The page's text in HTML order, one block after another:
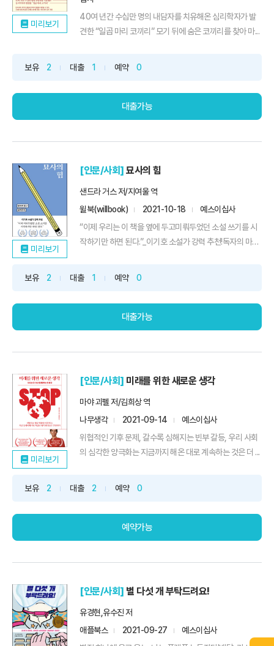
미리보기
40여 년간 수십만 명의 내담자를 치유해온 심리학자가 발
견한 “일곱 마리 코끼리” 모기 뒤에 숨은 코끼리를 찾아 마...
보유 2 대출 1 예약 0
대출가능
미리보기
[인문/사회] 묘사의 힘
샌드라 거스 저/지여울 역
윌북(willbook)
2021-10-18
예스이십사
“이제 우리는 이 책을 옆에 두고미뤄두었던 소설 쓰기를 시
작하기만 하면 된다.”_이기호 소설가 강력 추천!독자의 마
보유 2 대출 1 예약 0
대출가능
미리보기
[인문/사회] 미래를 위한 새로운 생각
마야 괴펠 저/김희상 역
나무생각
2021-09-14
예스이십사
위협적인 기후 문제, 갈수록 심해지는 빈부 갈등, 우리 사회
의 심각한 양극화는 지금까지 해온 대로 계속하는 것은 더 ...
보유 2 대출 2 예약 0
예약가능
[인문/사회] 별 다섯 개 부탁드려요!
유경현,유수진 저
애플북스
2021-09-27
예스이십사